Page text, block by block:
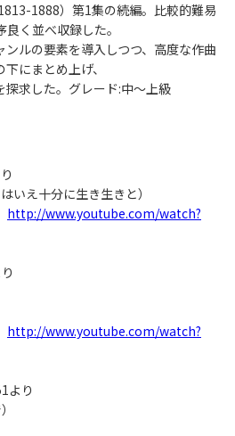
1888）第1集の続編。比較的難易
く並べ収録した。
ルの要素を導入しつつ、高度な作曲
にまとめ上げ、
探求した。グレード:中～上級
いえ十分に生き生きと）
http://www.youtube.com/watch?
http://www.youtube.com/watch?
より